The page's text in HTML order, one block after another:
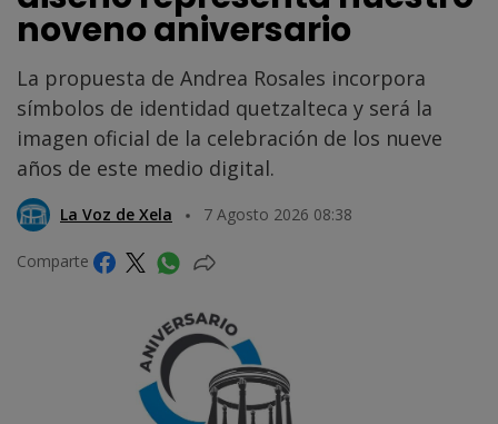
noveno aniversario
La propuesta de Andrea Rosales incorpora
símbolos de identidad quetzalteca y será la
imagen oficial de la celebración de los nueve
años de este medio digital.
La Voz de Xela 7 Agosto 2026 08:38
Comparte